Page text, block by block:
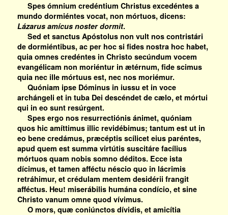
Spes ómnium credéntium Christus excedéntes a
mundo dormiéntes vocat, non mórtuos, dicens:
Lázarus amícus noster dormit.
Sed et sanctus Apóstolus non vult nos contristári
de dormiéntibus, ac per hoc si fides nostra hoc habet,
quia omnes credéntes in Christo secúndum vocem
evangélicam non moriéntur in ætérnum, fide scimus
quia nec ille mórtuus est, nec nos moriémur.
Quóniam ipse Dóminus in iussu et in voce
archángeli et in tuba Dei descéndet de cælo, et mórtui
qui in eo sunt resúrgent.
Spes ergo nos resurrectiónis ánimet, quóniam
quos hic amíttimus illic revidébimus; tantum est ut in
eo bene credámus, præcéptis scílicet eius paréntes,
apud quem est summa virtútis suscitáre facílius
mórtuos quam nobis somno déditos. Ecce ista
dícimus, et tamen afféctu néscio quo in lácrimis
retráhimur, et crédulam mentem desidérii frangit
afféctus. Heu! miserábilis humána condício, et sine
Christo vanum omne quod vívimus.
O mors, quæ coniúnctos dívidis, et amicítia